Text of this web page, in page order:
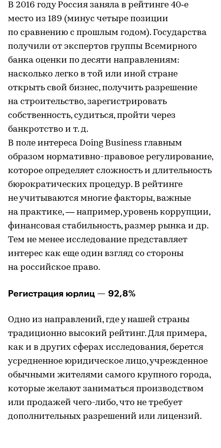
В 2016 году Россия заняла в рейтинге 40‑е
место из 189 (минус четыре позиции
по сравнению с прошлым годом). Государства
получили от экспертов группы Всемирного
банка оценки по десяти направлениям:
насколько легко в той или иной стране
открыть свой бизнес, получить разрешение
на строительство, зарегистрировать
собственность, судиться, пройти через
банкротство и т. д.
В поле интереса Doing Business главным
образом нормативно-правовое регулирование,
которое определяет сложность и длительность
бюрократических процедур. В рейтинге
не учитываются многие факторы, важные
на практике, — например, уровень коррупции,
финансовая стабильность, размер рынка и др.
Тем не менее исследование представляет
интерес как еще один взгляд со стороны
на российское право.​
Регистрация юрлиц — 92,8%
Одно из направлений, где у нашей страны
традиционно высокий рейтинг. Для примера,
как и в других сферах исследования, берется
усредненное юридическое лицо, учрежденное
обычными жителями самого крупного города,
которые желают заниматься производством
или продажей чего-либо, что не требует
дополнительных разрешений или лицензий.